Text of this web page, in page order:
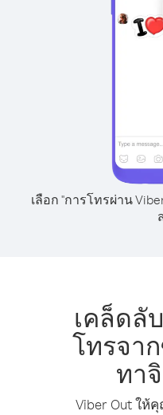
เลือก "การโทรผ่าน
เคล็ดลั
โทรจา
ทา
Viber Out ให้